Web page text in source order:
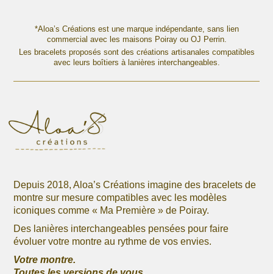
variations.
options
page
variations.
Les
options
peuvent
*Aloa’s Créations est une marque indépendante, sans lien
commercial avec les maisons Poiray ou OJ Perrin.
Les bracelets proposés sont des créations artisanales compatibles
avec leurs boîtiers à lanières interchangeables.
Depuis 2018, Aloa’s Créations imagine des bracelets de
montre sur mesure compatibles avec les modèles
iconiques comme « Ma Première » de Poiray.
Des lanières interchangeables pensées pour faire
évoluer votre montre au rythme de vos envies.
Votre montre.